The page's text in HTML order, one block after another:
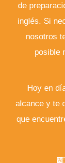
de
inglés. Si
nosotros
posible
Hoy en
alcance y te
que